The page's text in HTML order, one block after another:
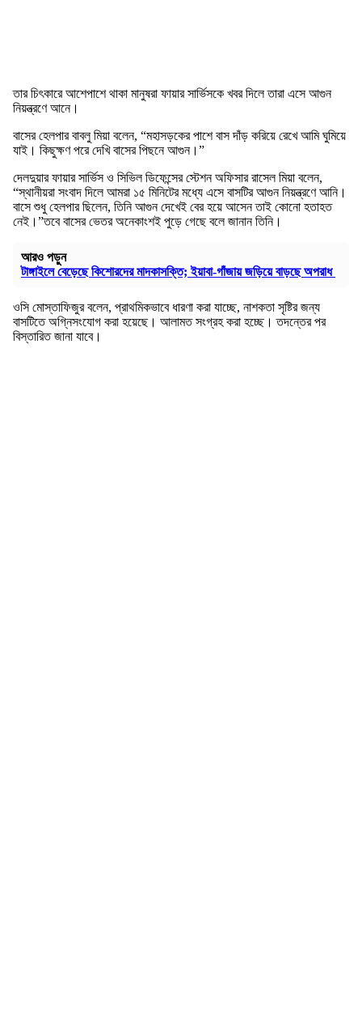
তার চিৎকারে আশেপাশে থাকা মানুষরা ফায়ার সার্ভিসকে খবর দিলে তারা এসে আগুন
নিয়ন্ত্রণে আনে।
বাসের হেলপার বাবলু মিয়া বলেন, “মহাসড়কের পাশে বাস দাঁড় করিয়ে রেখে আমি ঘুমিয়ে
যাই। কিছুক্ষণ পরে দেখি বাসের পিছনে আগুন।”
দেলদুয়ার ফায়ার সার্ভিস ও সিভিল ডিফেন্সের স্টেশন অফিসার রাসেল মিয়া বলেন,
“স্থানীয়রা সংবাদ দিলে আমরা ১৫ মিনিটের মধ্যে এসে বাসটির আগুন নিয়ন্ত্রণে আনি।
বাসে শুধু হেলপার ছিলেন, তিনি আগুন দেখেই বের হয়ে আসেন তাই কোনো হতাহত
নেই।”তবে বাসের ভেতর অনেকাংশই পুড়ে গেছে বলে জানান তিনি।
আরও পড়ুন
টাঙ্গাইলে বেড়েছে কিশোরদের মাদকাসক্তি; ইয়াবা-গাঁজায় জড়িয়ে বাড়ছে অপরাধ
ওসি মোস্তাফিজুর বলেন, প্রাথমিকভাবে ধারণা করা যাচ্ছে, নাশকতা সৃষ্টির জন্য
বাসটিতে অগ্নিসংযোগ করা হয়েছে। আলামত সংগ্রহ করা হচ্ছে। তদন্তের পর
বিস্তারিত জানা যাবে।